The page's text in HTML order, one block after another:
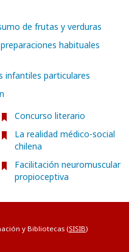
de frutas y verduras
habituales
infantiles particulares
Concurso literario
La realidad médico-social
chilena
Facilitación neuromuscular
propioceptiva
y Bibliotecas (SISIB)